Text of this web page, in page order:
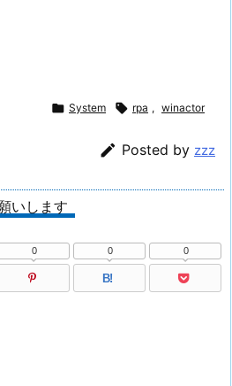
 System  rpa , winactor
 Posted by zzz
いします
0
B!
0 0